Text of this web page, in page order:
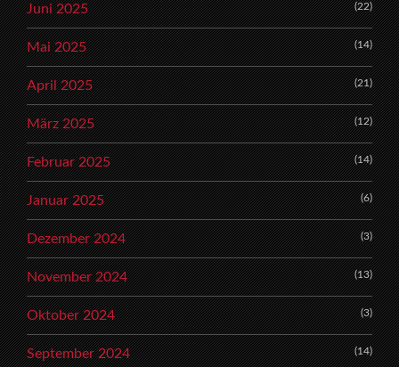
Juni 2025 (22)
Mai 2025 (14)
April 2025 (21)
März 2025 (12)
Februar 2025 (14)
Januar 2025 (6)
Dezember 2024 (3)
November 2024 (13)
Oktober 2024 (3)
September 2024 (14)